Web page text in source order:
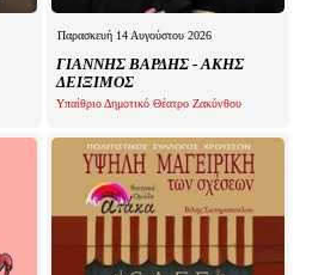
Παρασκευή 14 Αυγούστου 2026
ΓΙΑΝΝΗΣ ΒΑΡΔΗΣ - ΑΚΗΣ
ΔΕΙΞΙΜΟΣ
Υπαίθριο Δημοτικό Θέατρο Ζακύνθου